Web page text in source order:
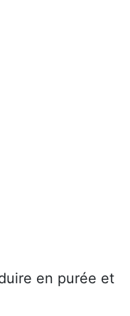
en purée et